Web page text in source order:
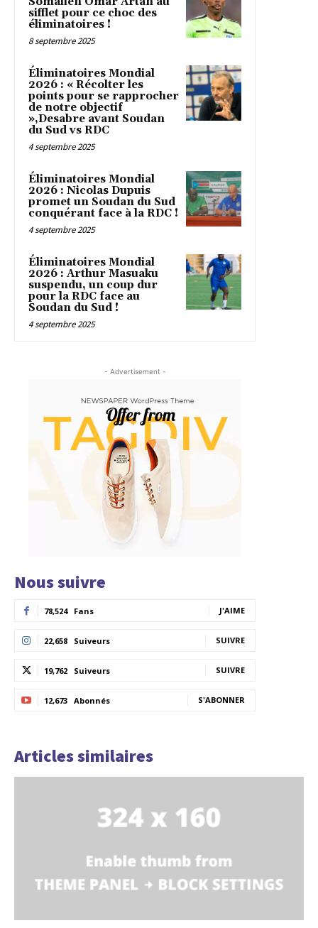
sifflet pour ce choc des
éliminatoires !
8 septembre 2025
Éliminatoires Mondial
2026 : « Récolter les
points pour se rapprocher
de notre objectif
»,Desabre avant Soudan
du Sud vs RDC
4 septembre 2025
Éliminatoires Mondial
2026 : Nicolas Dupuis
promet un Soudan du Sud
conquérant face à la RDC !
4 septembre 2025
Éliminatoires Mondial
2026 : Arthur Masuaku
suspendu, un coup dur
pour la RDC face au
Soudan du Sud !
4 septembre 2025
- Advertisement -
Nous suivre
78,524 Fans J'AIME
22,658 Suiveurs SUIVRE
19,762 Suiveurs SUIVRE
12,673 Abonnés S'ABONNER
Articles similaires